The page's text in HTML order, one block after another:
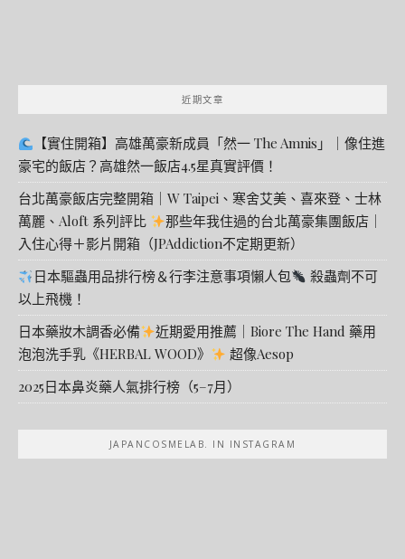
近期文章
【實住開箱】高雄萬豪新成員「然一 The Amnis」｜像住進
豪宅的飯店？高雄然一飯店4.5星真實評價！
台北萬豪飯店完整開箱｜W Taipei、寒舍艾美、喜來登、士林
萬麗、Aloft 系列評比
那些年我住過的台北萬豪集團飯店｜
入住心得＋影片開箱（JPAddiction不定期更新）
日本驅蟲用品排行榜＆行李注意事項懶人包
殺蟲劑不可
以上飛機！
日本藥妝木調香必備
近期愛用推薦｜Biore The Hand 藥用
泡泡洗手乳《HERBAL WOOD》
超像Aesop
2025日本鼻炎藥人氣排行榜（5–7月）
JAPANCOSMELAB. IN INSTAGRAM